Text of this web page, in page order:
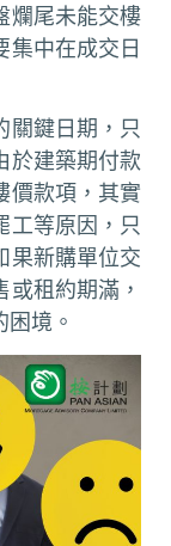
爛尾未能交樓
集中在成交日
關鍵日期，只
於建築期付款
價款項，其實
工等原因，只
果新購單位交
租約期滿，
境。